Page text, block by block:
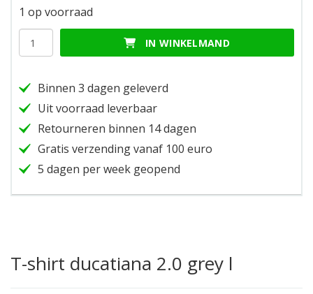
T-shirt ducatiana 2.0 grey l
1 op voorraad
T-
shirt
grey
l
IN WINKELMAND
Binnen 3 dagen geleverd
Uit voorraad leverbaar
Retourneren binnen 14 dagen
Gratis verzending vanaf 100 euro
5 dagen per week geopend